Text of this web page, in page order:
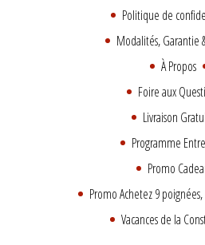
Politique de
Modalités, Garantie
À Propos
Foire aux
Livraison
Programme
Promo
Promo Achetez 9
Vacances de la